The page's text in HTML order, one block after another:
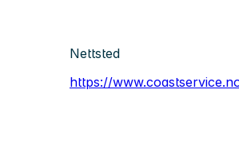
Nettsted
https://